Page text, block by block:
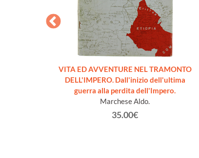
VITA ED AVVENTURE NEL TRAMONTO
DELL'IMPERO. Dall'inizio dell'ultima
guerra alla perdita dell'Impero.
Marchese Aldo.
35.00€